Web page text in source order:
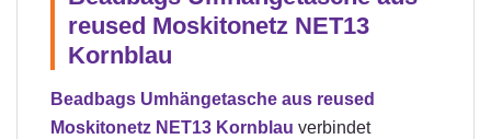
reused Moskitonetz NET13
Kornblau
Beadbags Umhängetasche aus reused
Moskitonetz NET13 Kornblau verbindet